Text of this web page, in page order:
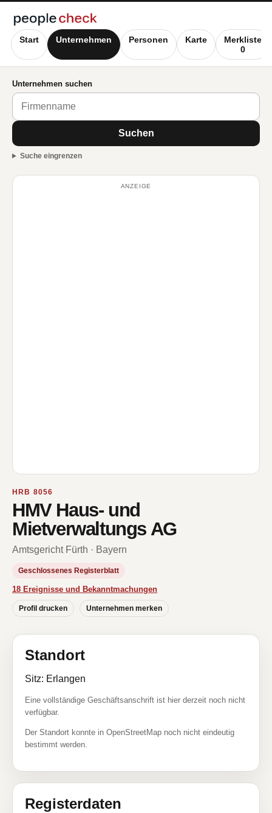
Start Unternehmen Personen Karte
Merkliste
0
Unternehmen suchen
Suchen
Suche eingrenzen
ANZEIGE
HRB 8056
HMV Haus- und
Mietverwaltungs AG
Amtsgericht Fürth · Bayern
Geschlossenes Registerblatt
18 Ereignisse und Bekanntmachungen
Profil drucken Unternehmen merken
Standort
Sitz: Erlangen
Eine vollständige Geschäftsanschrift ist hier derzeit noch nicht
verfügbar.
Der Standort konnte in OpenStreetMap noch nicht eindeutig
bestimmt werden.
Registerdaten